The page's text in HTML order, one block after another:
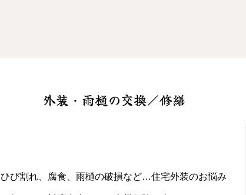
外装・雨樋の交換／修繕
ひび割れ、腐食、雨樋の破損など…住宅外装のお悩み